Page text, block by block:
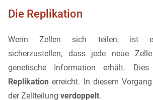
Die Replikation
Wenn Zellen sich teilen, ist es
sicherzustellen, dass jede neue
genetische Information erhält.
Replikation erreicht. In diesem
der Zellteilung verdoppelt.